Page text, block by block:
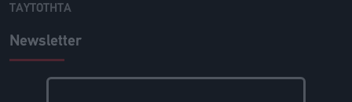
ΤΑΥΤΟΤΗΤΑ
Newsletter